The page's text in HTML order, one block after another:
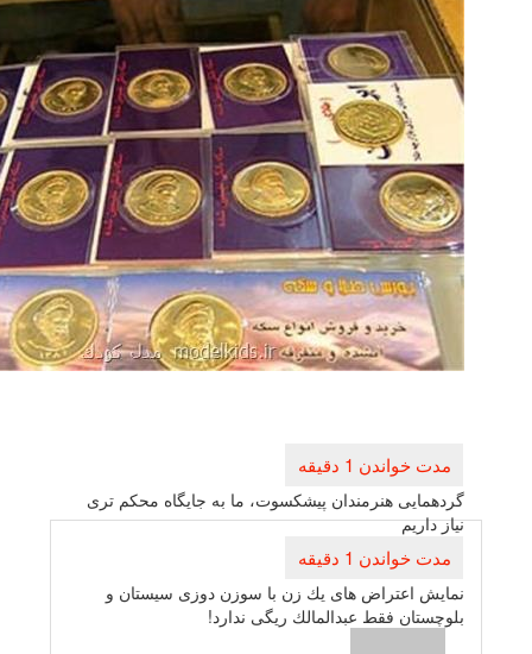
هنرمندان پیشكسوت، ما به جایگاه محكم تری
اعتراض های یك زن با سوزن دوزی سیستان و
فقط عبدالمالك ریگی ندارد!